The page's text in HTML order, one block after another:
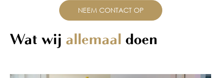
NEEM CONTACT OP
Wat wij allemaal doen